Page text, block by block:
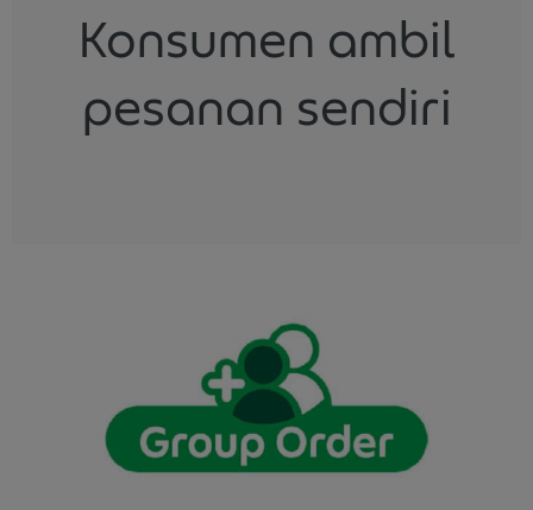
Konsumen ambil
pesanan sendiri